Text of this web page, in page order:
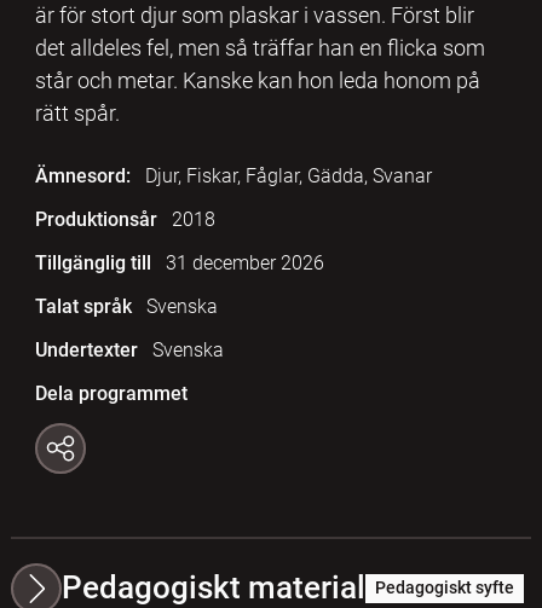
är för stort djur som plaskar i vassen. Först blir
det alldeles fel, men så träffar han en flicka som
står och metar. Kanske kan hon leda honom på
rätt spår.
Ämnesord:
Djur, Fiskar, Fåglar, Gädda, Svanar
Produktionsår
2018
Tillgänglig till
31 december 2026
Talat språk
Svenska
Undertexter
Svenska
Dela programmet
Pedagogiskt material Pedagogiskt syfte